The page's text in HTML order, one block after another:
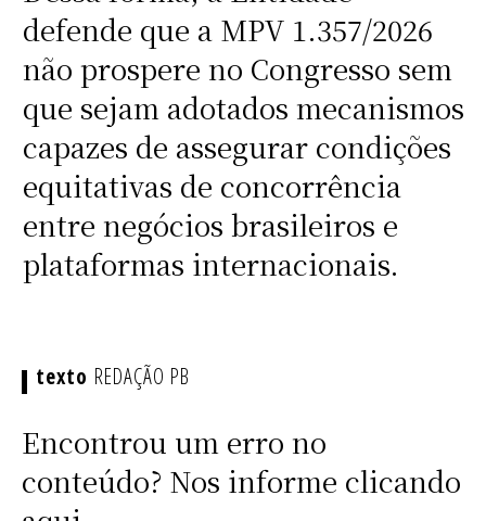
defende que a MPV 1.357/2026
não prospere no Congresso sem
que sejam adotados mecanismos
capazes de assegurar condições
equitativas de concorrência
entre negócios brasileiros e
plataformas internacionais.
REDAÇÃO PB
Encontrou um erro no
conteúdo? Nos informe clicando